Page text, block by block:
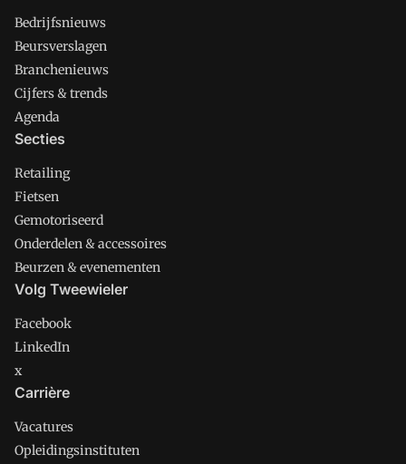
Bedrijfsnieuws
Beursverslagen
Branchenieuws
Cijfers & trends
Agenda
Secties
Retailing
Fietsen
Gemotoriseerd
Onderdelen & accessoires
Beurzen & evenementen
Volg Tweewieler
Facebook
LinkedIn
x
Carrière
Vacatures
Opleidingsinstituten